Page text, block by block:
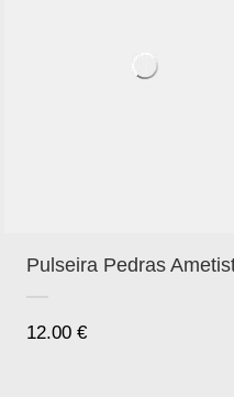
Pulseira Pedras
12.00 €